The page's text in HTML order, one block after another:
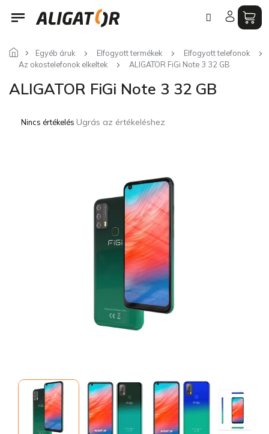
Ugrás
tartalomhoz
Egyéb áruk Elfogyott termékek
Elfogyott telefonok
Az okostelefonok elkeltek
ALIGATOR FiGi Note 3 32 GB
ALIGATOR FiGi Note 3 32 GB
ANincs értékelés Ugrás az értékeléshez